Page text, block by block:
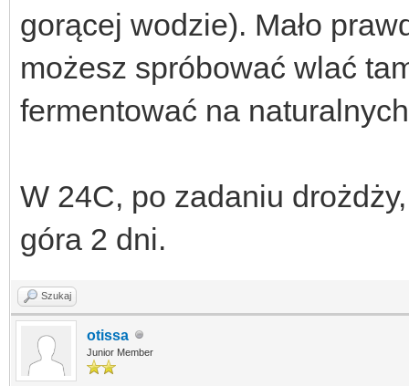
gorącej wodzie). Mało
możesz spróbować wlać
fermentować na
W 24C, po zadaniu
góra 2 dni.
Szukaj
otissa
Junior Member